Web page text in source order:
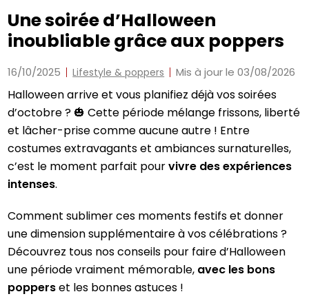
Une soirée d’Halloween
inoubliable grâce aux poppers
16/10/2025 Lifestyle & poppers Mis à jour le 03/08/2026
Halloween arrive et vous planifiez déjà vos soirées
d’octobre ? 🎃 Cette période mélange frissons, liberté
et lâcher-prise comme aucune autre ! Entre
costumes extravagants et ambiances surnaturelles,
c’est le moment parfait pourvivre des expériences
intenses.
Comment sublimer ces moments festifs et donner
une dimension supplémentaire à vos célébrations ?
Découvrez tous nos conseils pour faire d’Halloween
une période vraiment mémorable, avec les bons
popperset les bonnes astuces !